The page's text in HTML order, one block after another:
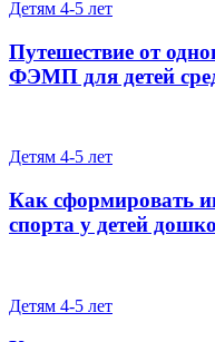
Детям 4-5 лет
Путешествие от
ФЭМП для детей
Детям 4-5 лет
Как сформировать
спорта у детей
Детям 4-5 лет